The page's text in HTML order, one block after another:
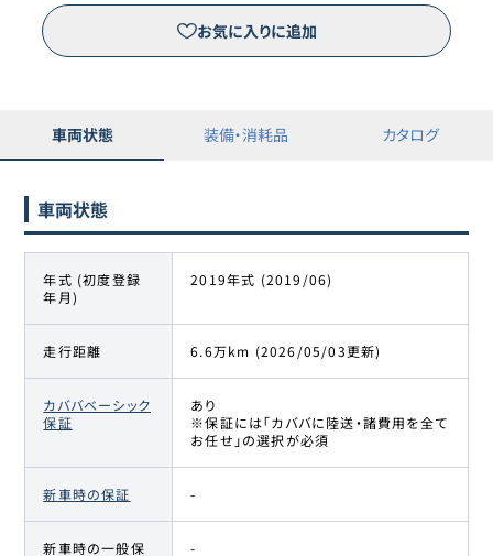
お気に入りに追加
車両状態 装備・消耗品 カタログ
車両状態
年式 (初度登録
年月)
2019年式 (2019/06)
走行距離 6.6万km (2026/05/03更新)
カババベーシック
保証
あり
※保証には「カババに陸送・諸費用を全て
お任せ」の選択が必須
新車時の保証 -
新車時の一般保
-